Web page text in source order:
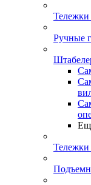
Тележки
Ручные
Тележки